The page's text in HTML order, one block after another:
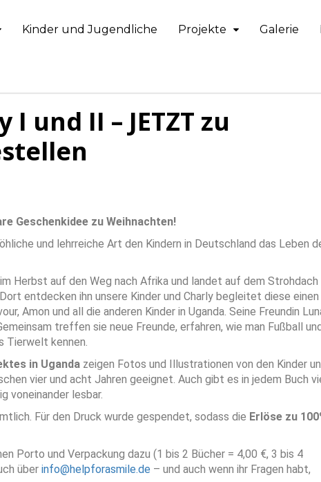
Kinder und Jugendliche Projekte Galerie
und II – JETZT zu
Geschenkidee zu Weihnachten!
und lehrreiche Art den Kindern in Deutschland das Leben
Herbst auf den Weg nach Afrika und landet auf dem Strohdach
entdecken ihn unsere Kinder und Charly begleitet diese einen
Amon und all die anderen Kinder in Uganda. Seine Freundin
treffen sie neue Freunde, erfahren, wie man Fußball
Tierwelt kennen.
in Uganda zeigen Fotos und Illustrationen von den Kinder
vier und acht Jahren geeignet. Auch gibt es in jedem Buch
voneinander lesbar.
Für den Druck wurde gespendet, sodass die Erlöse zu
Porto und Verpackung dazu (1 bis 2 Bücher = 4,00 €, 3 bis 4
über info@helpforasmile.de – und auch wenn ihr Fragen habt,